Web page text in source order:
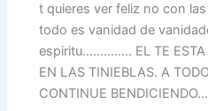
t quieres ver feliz no con
todo es vanidad de
espiritu………….. EL TE ESTA
EN LAS TINIEBLAS. A
CONTINUE